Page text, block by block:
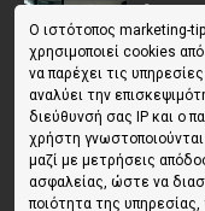
Ο ιστότοπος marketing-
χρησιμοποιεί cookies
να παρέχει τις
αναλύει την
διεύθυνσή σας IP και ο
χρήστη
μαζί με μετρήσεις
ασφαλείας, ώστε να
ποιότητα της υπηρεσίας,
July
To
Πώς να
χωρίς
July